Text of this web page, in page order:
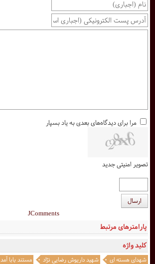
کلید واژه
شهدای هسته ای شهید داریوش رضایی نژاد مستند بابا آمد
پارامترهای مرتبط
مرا برای دیدگاه‌های بعدی به یاد بسپار
تصویر امنیتی جدید
ارسال
JComments